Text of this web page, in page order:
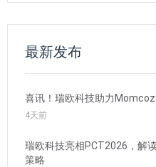
最新发布
喜讯！瑞欧科技助力
4天前
瑞欧科技亮相PCT2026，解
策略